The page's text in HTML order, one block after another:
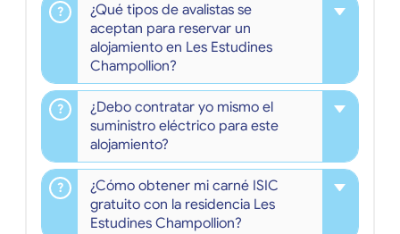
¿Qué tipos de avalistas se
aceptan para reservar un
alojamiento en Les Estudines
Champollion?
¿Debo contratar yo mismo el
suministro eléctrico para este
alojamiento?
¿Cómo obtener mi carné ISIC
gratuito con la residencia Les
Estudines Champollion?